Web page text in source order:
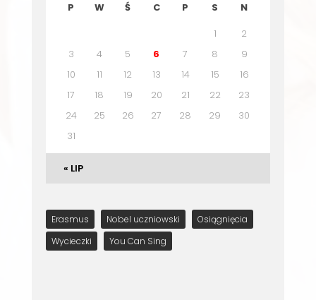
P W Ś C P S
N
1
2
3
4 5 6 7 8
9
10
11 12 13 14 15
16
17
18 19 20 21 22
23
24
25 26 27 28 29
30
31
« LIP
Erasmus Nobel uczniowski
Osiągnięcia
Wycieczki
You Can Sing